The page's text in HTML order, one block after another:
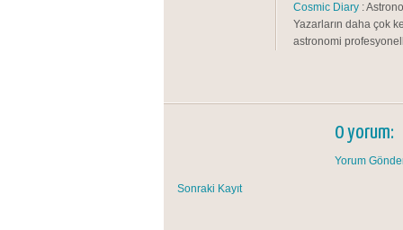
Cosmic Diary :
Yazarların daha çok
astronomi
0 yorum:
Yorum
Sonraki Kayıt